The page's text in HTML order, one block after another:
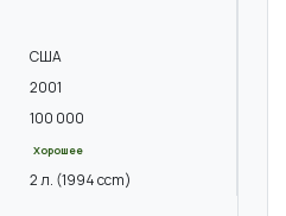
США
2001
100 000
Хорошее
2 л. (1994 ccm)